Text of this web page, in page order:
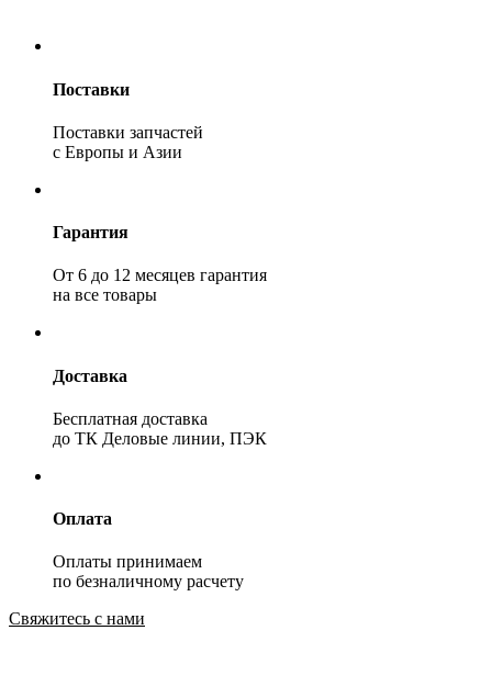
Поставки
Поставки запчастей
с Европы и Азии
Гарантия
От 6 до 12 месяцев гарантия
на все товары
Доставка
Бесплатная доставка
до ТК Деловые линии, ПЭК
Оплата
Оплаты принимаем
по безналичному расчету
Свяжитесь с нами